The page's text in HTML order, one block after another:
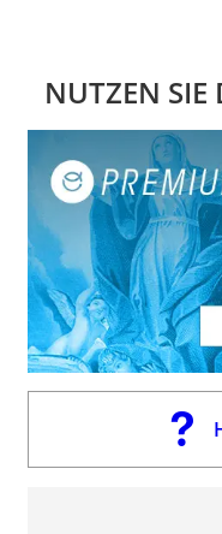
NUTZEN SIE